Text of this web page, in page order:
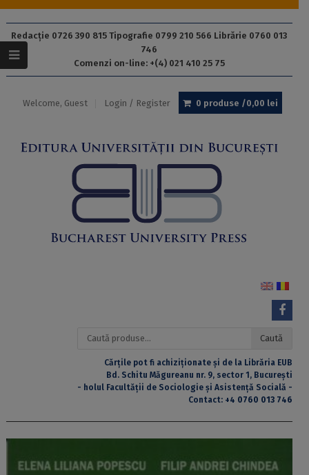
Redacție 0726 390 815 Tipografie 0799 210 566 Librărie 0760 013
746
Comenzi on-line: +(4) 021 410 25 75
Welcome, Guest Login / Register 0 produse /0,00 lei
Caută
Caută
Cărțile pot fi achiziționate și de la Librăria EUB
Bd. Schitu Măgureanu nr. 9, sector 1, București
- holul Facultății de Sociologie și Asistență Socială -
Contact: +4 0760 013 746